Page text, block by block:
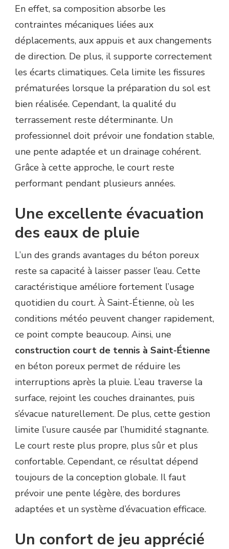
En effet, sa composition absorbe les
contraintes mécaniques liées aux
déplacements, aux appuis et aux changements
de direction. De plus, il supporte correctement
les écarts climatiques. Cela limite les fissures
prématurées lorsque la préparation du sol est
bien réalisée. Cependant, la qualité du
terrassement reste déterminante. Un
professionnel doit prévoir une fondation stable,
une pente adaptée et un drainage cohérent.
Grâce à cette approche, le court reste
performant pendant plusieurs années.
Une excellente évacuation
des eaux de pluie
L’un des grands avantages du béton poreux
reste sa capacité à laisser passer l’eau. Cette
caractéristique améliore fortement l’usage
quotidien du court. À Saint-Étienne, où les
conditions météo peuvent changer rapidement,
ce point compte beaucoup. Ainsi, une
construction court de tennis à Saint-Étienne
en béton poreux permet de réduire les
interruptions après la pluie. L’eau traverse la
surface, rejoint les couches drainantes, puis
s’évacue naturellement. De plus, cette gestion
limite l’usure causée par l’humidité stagnante.
Le court reste plus propre, plus sûr et plus
confortable. Cependant, ce résultat dépend
toujours de la conception globale. Il faut
prévoir une pente légère, des bordures
adaptées et un système d’évacuation efficace.
Un confort de jeu apprécié